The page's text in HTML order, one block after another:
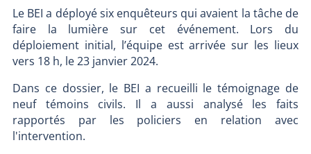
Le BEI a déployé six enquêteurs qui avaient la tâche de
faire la lumière sur cet événement. Lors du
déploiement initial, l’équipe est arrivée sur les lieux
vers 18 h, le 23 janvier 2024.
Dans ce dossier, le BEI a recueilli le témoignage de
neuf témoins civils. Il a aussi analysé les faits
rapportés par les policiers en relation avec
l'intervention.